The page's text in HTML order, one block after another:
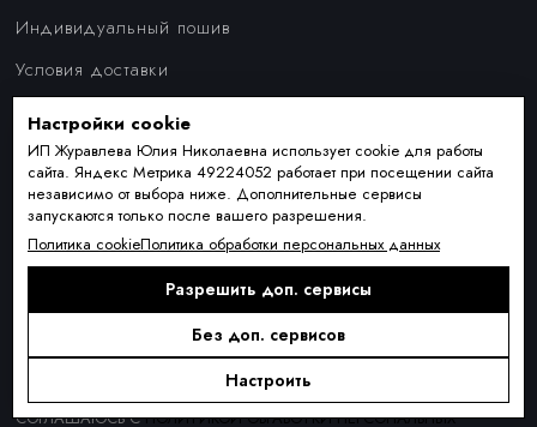
Индивидуальный пошив
Условия доставки
Оплата и рассрочка
Обмен и возврат товара
Контакты
О КОМПАНИИ
О нас
Новинки сезона, акции и предложения
Я ДАЮ СОГЛАСИЕ НА ОБРАБОТКУ ПЕРСОНАЛЬНЫХ ДАННЫХ И
СОГЛАШАЮСЬ СПОЛИТИКОЙ ОБРАБОТКИ ПЕРСОНАЛЬНЫХ
Настройки cookie
ИП Журавлева Юлия Николаевна использует cookie для работы
сайта. Яндекс Метрика 49224052 работает при посещении сайта
независимо от выбора ниже. Дополнительные сервисы
запускаются только после вашего разрешения.
Политика cookieПолитика обработки персональных данных
Разрешить доп. сервисы
Без доп. сервисов
Настроить